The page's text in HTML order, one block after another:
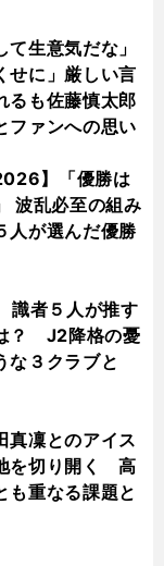
て生意気だな」
せに」厳しい言
るも佐藤慎太郎
ファンへの思い
】「優勝は
波乱必至の組み
人が選んだ優勝
者５人が推す
？ J2降格の憂
な３クラブと
真凜とのアイス
を切り開く 高
も重なる課題と